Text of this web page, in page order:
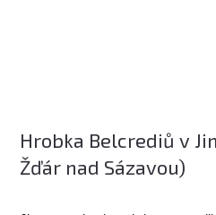
Hrobka Belcrediů v
Žďár nad Sázavou)